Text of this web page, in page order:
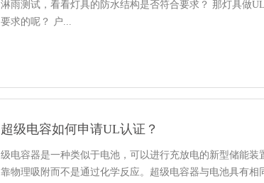
淋雨测试，看看灯具的防水结构是否符合要求？ 那灯具做
要求的呢？ 户...
超级电容如何申请UL认证？
级电容器是一种类似于电池，可以进行充放电的新型储能装
靠物理吸附而不是通过化学反应。超级电容器与电池具有相